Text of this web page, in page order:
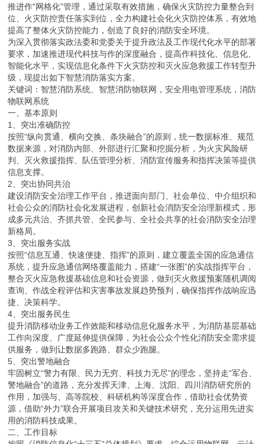
推进作“网格化”管理，通过采取有效措施，确保火灾防控力量整合到
位、火灾防控责任落实到位，全力构建社会化火灾防控体系，有效地
提高了整体火灾防控能力，创造了良好的消防安全环境。
为深入贯彻落实政法委和党委关于提升政法及工作现代化水平的部署
要求，加速推进现代科技与作的深度融合，提高作科技化、信息化、
智能化水平，实现信息化条件下火灾防控和灭火应急救援工作转型升
级，现提出如下智慧消防落实方案。
关键词：智慧消防系统、智慧消防物联网，安全用电管理系统，消防
物联网系统
一、基本原则
1、突出准确防控
按照“纵向贯通、横向交换、条块融合”的原则，统一数据标准、规范
数据来源，对消防内部、外部进行汇聚和挖掘分析，为火灾风险研
判、灭火救援指挥、队伍管理分析、消防宣传服务和指挥决策等提供
信息支撑。
2、突出协同共治
建设消防安全治理工作平台，推进面向部门、社会单位、中介组织和
社会公众的消防社会化发展进程，创新社会消防安全治理新模式，形
成多元共治、齐抓共管、全民参与、全社会共享的社会消防安全治理
新格局。
3、突出服务实战
按照“信息互通、快速便捷、指挥”的原则，建立覆盖全国的应急通信
系统，提升应急通信网络覆盖能力，搭建“一张图”的实战指挥平台，
整合灭火应急救援基础信息和社会资源，做到灭火救援预案随机调阅
查询、作战全程评估和灾害事故发展趋势预判，确保指挥作战响应迅
捷、决策科学。
4、突出服务民生
提升消防移动业务工作效能和移动信息化服务水平，为消防基层基础
工作向深度、广度延伸提供保障，为社会公众个性化消防安全需求提
供服务，做到让数据多跑路、群众少跑腿。
5、突出警地融合
牢固树立“警力有限、民力无穷、科技力无尽”的理念，坚持走“军合、
警地融合”的道路，充分发挥天津、上海、沈阳、四川消防研究所的
作用，加强与、高等院校、科研机构等深度合作，借助社会优势资
源，借助“外力”联合开展项目攻关和关键技术研究，充分运用先进实
用的消防科技成果。
二、工作目标